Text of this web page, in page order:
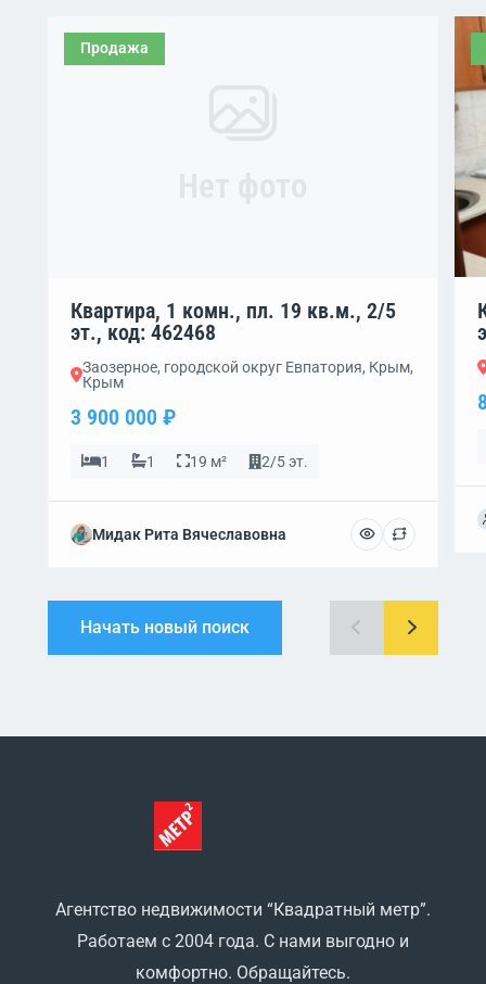
Продажа
Квартира, 1 комн., пл. 19 кв.м., 2/5
эт., код: 462468
Заозерное, городской округ Евпатория, Крым,
Крым
3 900 000 ₽
1 1 19 м² 2/5 эт.
Мидак Рита Вячеславовна
Начать новый поиск
Агентство недвижимости “Квадратный метр”.
Работаем с 2004 года. С нами выгодно и
комфортно. Обращайтесь.